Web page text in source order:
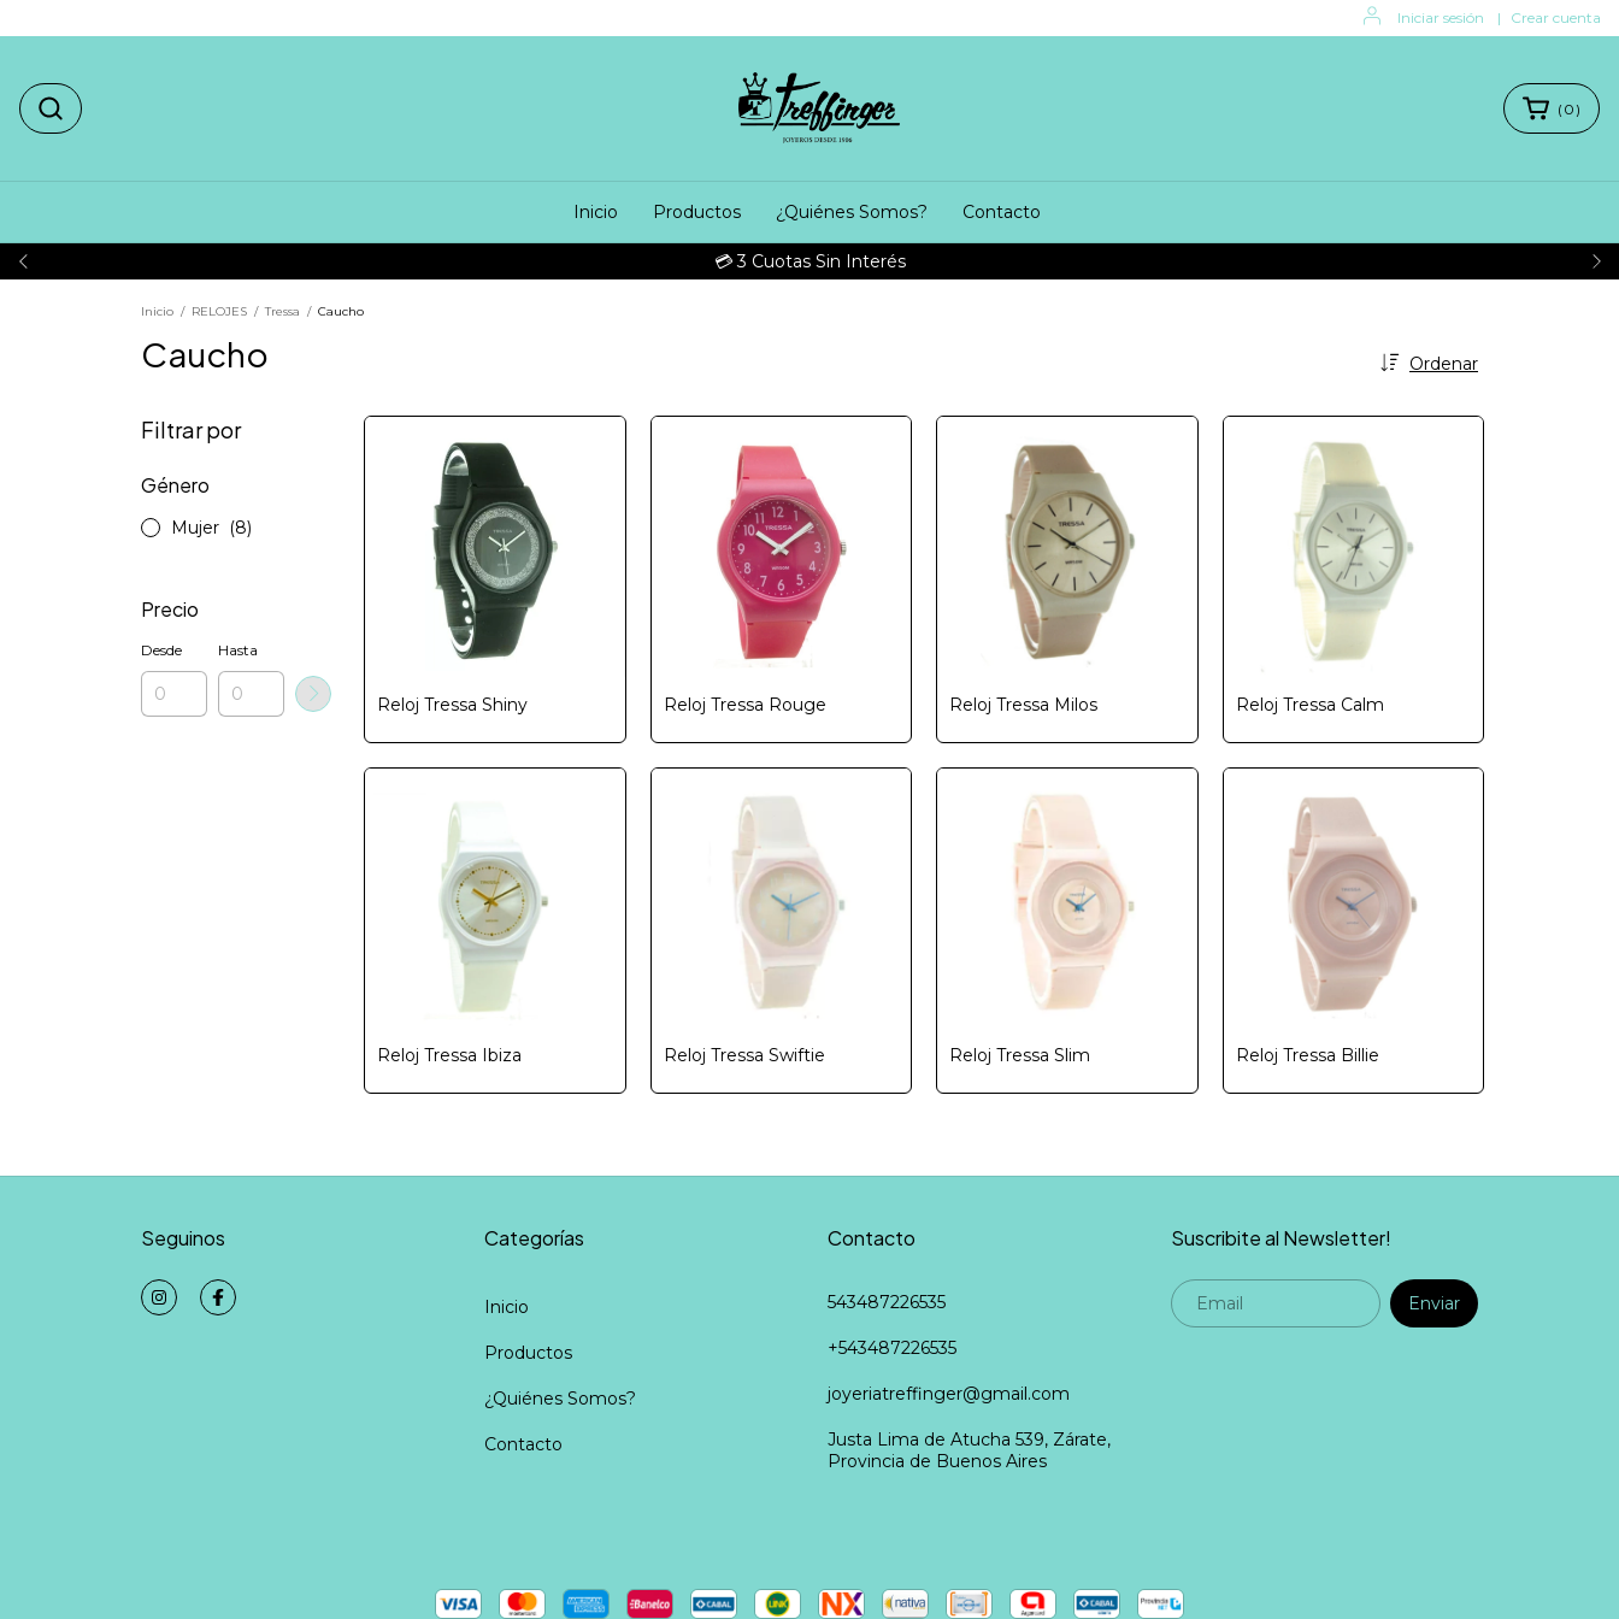
Iniciar sesión | Crear cuenta
💳 3 Cuotas Sin Interés
( 0 )
Inicio Productos ¿Quiénes Somos? Contacto
Inicio / RELOJES / Tressa / Caucho
Caucho Ordenar
Filtrar por
Género
Mujer (8)
Precio
Desde Hasta
Reloj Tressa Shiny Reloj Tressa Rouge Reloj Tressa Milos Reloj Tressa Calm
Reloj Tressa Ibiza Reloj Tressa Swiftie Reloj Tressa Slim Reloj Tressa Billie
Seguinos Categorías
Inicio
Productos
¿Quiénes Somos?
Contacto
Contacto
543487226535
+543487226535
joyeriatreffinger@gmail.com
Justa Lima de Atucha 539, Zárate,
Provincia de Buenos Aires
Suscribite al Newsletter!